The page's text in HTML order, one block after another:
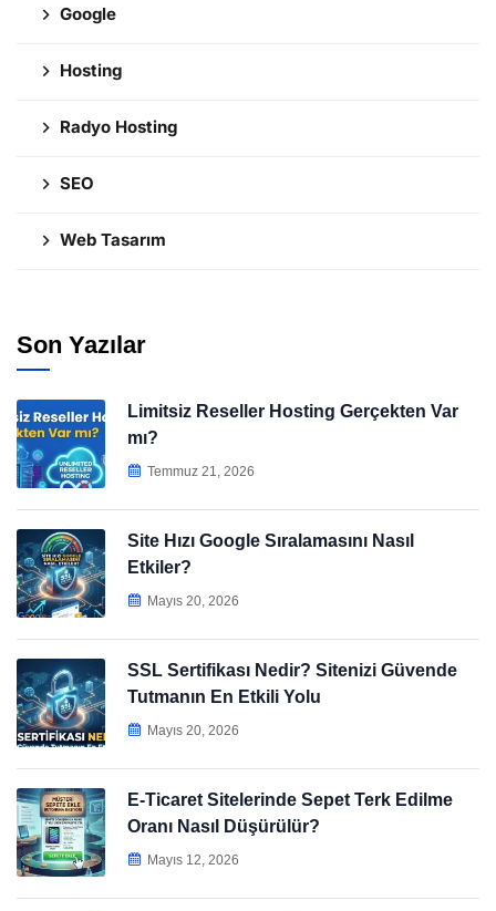
Google
Hosting
Radyo Hosting
SEO
Web Tasarım
Son Yazılar
Limitsiz Reseller Hosting Gerçekten Var
mı?
Temmuz 21, 2026
Site Hızı Google Sıralamasını Nasıl
Etkiler?
Mayıs 20, 2026
SSL Sertifikası Nedir? Sitenizi Güvende
Tutmanın En Etkili Yolu
Mayıs 20, 2026
E-Ticaret Sitelerinde Sepet Terk Edilme
Oranı Nasıl Düşürülür?
Mayıs 12, 2026